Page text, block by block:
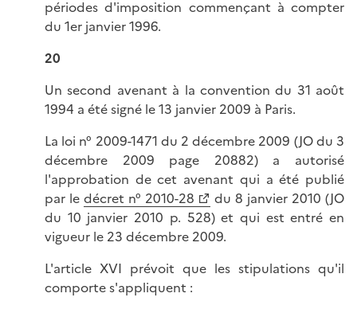
périodes d'imposition commençant à compter
du 1er janvier 1996.
20
Un second avenant à la convention du 31 août
1994 a été signé le 13 janvier 2009 à Paris.
La loi n° 2009-1471 du 2 décembre 2009 (JO du 3
décembre 2009 page 20882) a autorisé
l'approbation de cet avenant qui a été publié
par le décret n° 2010-28
du 8 janvier 2010 (JO
du 10 janvier 2010 p. 528) et qui est entré en
vigueur le 23 décembre 2009.
L'article XVI prévoit que les stipulations qu'il
comporte s'appliquent :